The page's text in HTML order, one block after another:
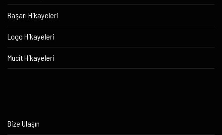
Başarı Hikayeleri
Logo Hikayeleri
Mucit Hikayeleri
Bize Ulaşın